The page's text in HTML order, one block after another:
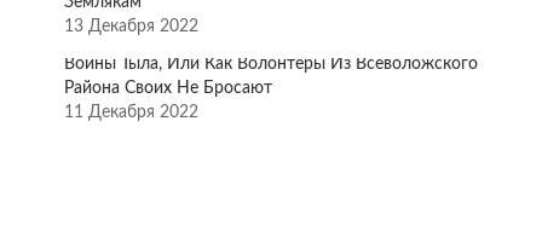
13 Декабря 2022
Воины Тыла, Или Как Волонтёры Из Всеволожского
Района Своих Не Бросают
11 Декабря 2022